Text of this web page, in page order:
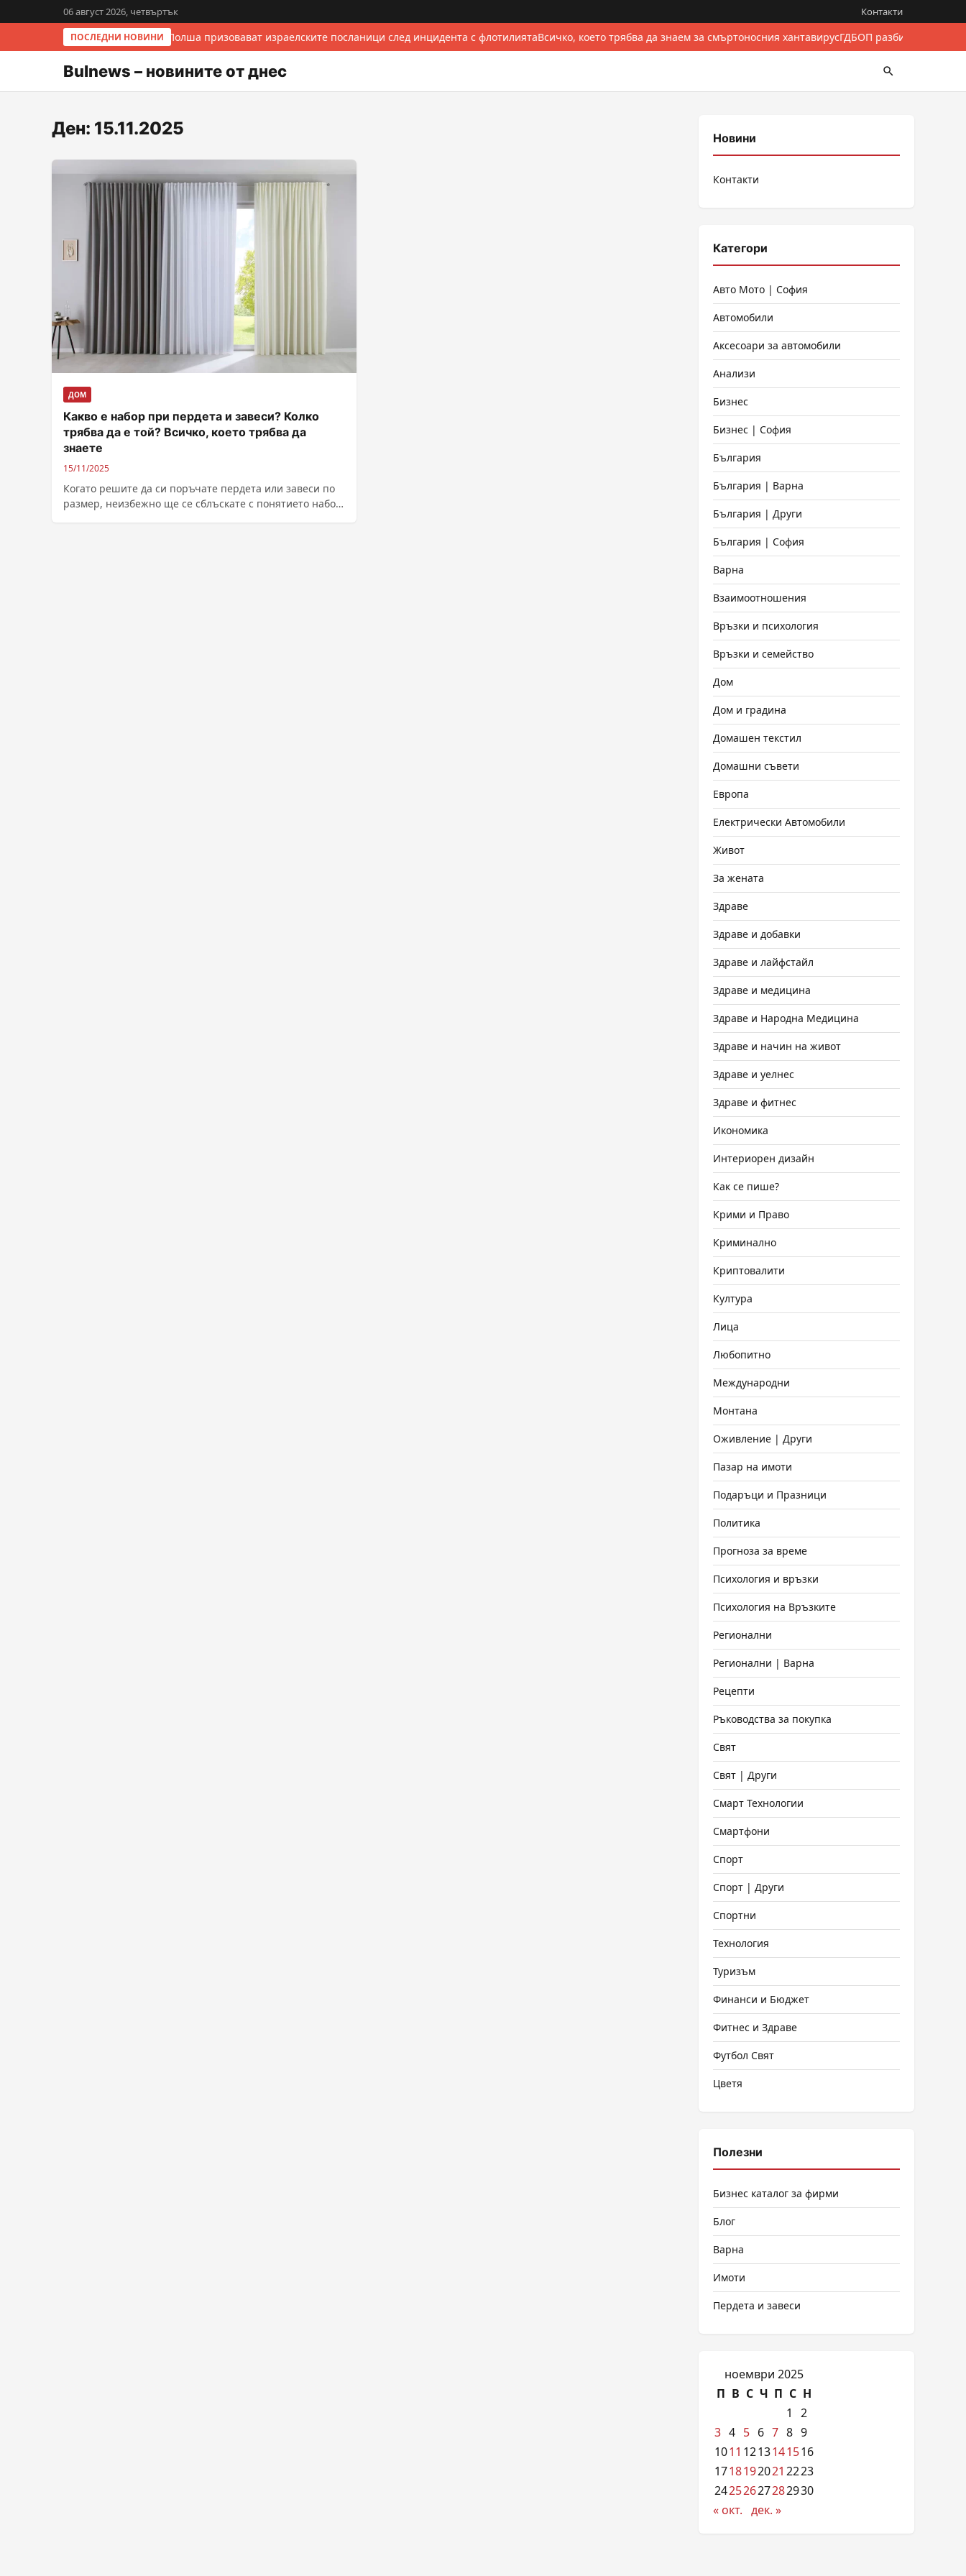
06 август 2026, четвъртък Контакти
ПОСЛЕДНИ НОВИНИИталия и Полша призовават израелските посланици след инцидента с флотилиятаВсичко, което трябва да знаем за смъртоносния хантавирусГДБОП разби
Bulnews – новините от днес
Ден: 15.11.2025
ДОМ
Какво е набор при пердета и завеси? Колко
трябва да е той? Всичко, което трябва да
знаете
15/11/2025
Когато решите да си поръчате пердета или завеси по
размер, неизбежно ще се сблъскате с понятието набор.
Новини
Контакти
Категори
Авто Мото | София
Автомобили
Аксесоари за автомобили
Анализи
Бизнес
Бизнес | София
България
България | Варна
България | Други
България | София
Варна
Взаимоотношения
Връзки и психология
Връзки и семейство
Дом
Дом и градина
Домашен текстил
Домашни съвети
Европа
Електрически Автомобили
Живот
За жената
Здраве
Здраве и добавки
Здраве и лайфстайл
Здраве и медицина
Здраве и Народна Медицина
Здраве и начин на живот
Здраве и уелнес
Здраве и фитнес
Икономика
Интериорен дизайн
Как се пише?
Крими и Право
Криминално
Криптовалити
Култура
Лица
Любопитно
Международни
Монтана
Оживление | Други
Пазар на имоти
Подаръци и Празници
Политика
Прогноза за време
Психология и връзки
Психология на Връзките
Регионални
Регионални | Варна
Рецепти
Ръководства за покупка
Свят
Свят | Други
Смарт Технологии
Смартфони
Спорт
Спорт | Други
Спортни
Технология
Туризъм
Финанси и Бюджет
Фитнес и Здраве
Футбол Свят
Цветя
Полезни
Бизнес каталог за фирми
Блог
Варна
Имоти
Пердета и завеси
ноември 2025
П В С Ч П С Н
1
2
3 4 5 6 7 8 9
1011 1213141516
1718192021 2223
24252627282930
« окт. дек. »